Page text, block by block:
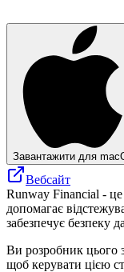
Завантажити для
Вебсайт
Runway Financial -
допомагає
забезпечує безпеку
Ви розробник цього
щоб керувати цією